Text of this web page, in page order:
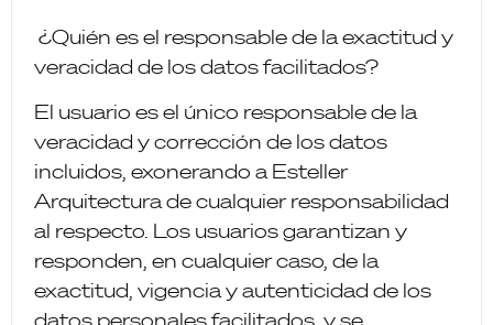
¿Quién es el responsable de la exactitud y
veracidad de los datos facilitados?
El usuario es el único responsable de la
veracidad y corrección de los datos
incluidos, exonerando a Esteller
Arquitectura de cualquier responsabilidad
al respecto. Los usuarios garantizan y
responden, en cualquier caso, de la
exactitud, vigencia y autenticidad de los
datos personales facilitados, y se